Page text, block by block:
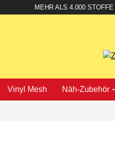
MEHR ALS 4.000
Vinyl Mesh Näh-Zubehör